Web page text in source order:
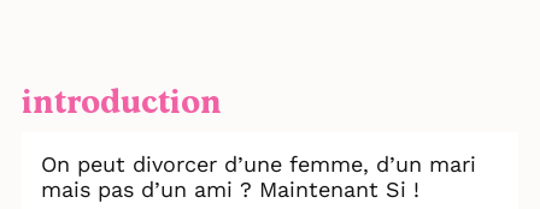
introduction
On peut divorcer d’une femme, d’un mari
mais pas d’un ami ? Maintenant Si !